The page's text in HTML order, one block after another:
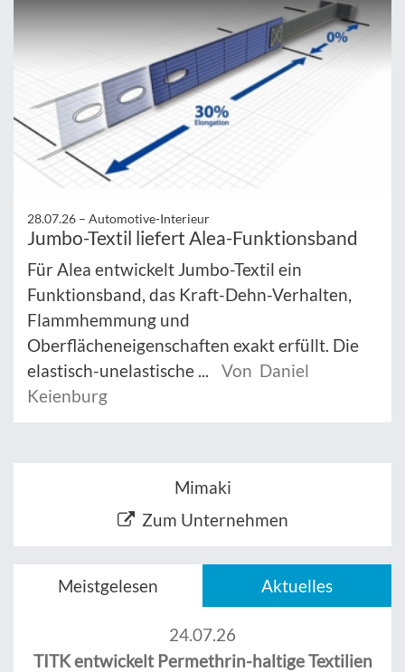
28.07.26 – Automotive-Interieur
Jumbo-Textil liefert Alea-Funktionsband
Für Alea entwickelt Jumbo-Textil ein
Funktionsband, das Kraft-Dehn-Verhalten,
Flammhemmung und
Oberflächeneigenschaften exakt erfüllt. Die
elastisch-unelastische ...
Von Daniel
Keienburg
Mimaki
Zum Unternehmen
Meistgelesen Aktuelles
24.07.26
TITK entwickelt Permethrin-haltige Textilien